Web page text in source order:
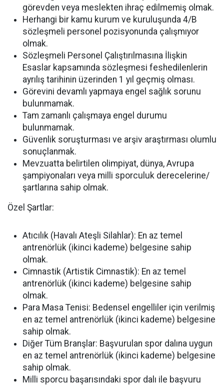
görevden veya meslekten ihraç edilmemiş olmak.
Herhangi bir kamu kurum ve kuruluşunda 4/B
sözleşmeli personel pozisyonunda çalışmıyor
olmak.
Sözleşmeli Personel Çalıştırılmasına İlişkin
Esaslar kapsamında sözleşmesi feshedilenlerin
ayrılış tarihinin üzerinden 1 yıl geçmiş olması.
Görevini devamlı yapmaya engel sağlık sorunu
bulunmamak.
Tam zamanlı çalışmaya engel durumu
bulunmamak.
Güvenlik soruşturması ve arşiv araştırması olumlu
sonuçlanmak.
Mevzuatta belirtilen olimpiyat, dünya, Avrupa
şampiyonaları veya milli sporculuk derecelerine/
şartlarına sahip olmak.
Özel Şartlar:
Atıcılık (Havalı Ateşli Silahlar): En az temel
antrenörlük (ikinci kademe) belgesine sahip
olmak.
Cimnastik (Artistik Cimnastik): En az temel
antrenörlük (ikinci kademe) belgesine sahip
olmak.
Para Masa Tenisi: Bedensel engelliler için verilmiş
en az temel antrenörlük (ikinci kademe) belgesine
sahip olmak.
Diğer Tüm Branşlar: Başvurulan spor dalına uygun
en az temel antrenörlük (ikinci kademe) belgesine
sahip olmak.
Milli sporcu başarısındaki spor dalı ile başvuru